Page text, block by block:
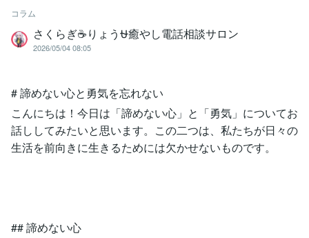
コラム
さくらぎ☕りょう⛎癒やし電話相談サロン
2026/05/04 08:05
# 諦めない心と勇気を忘れない
こんにちは！今日は「諦めない心」と「勇気」についてお
話ししてみたいと思います。この二つは、私たちが日々の
生活を前向きに生きるためには欠かせないものです。
## 諦めない心